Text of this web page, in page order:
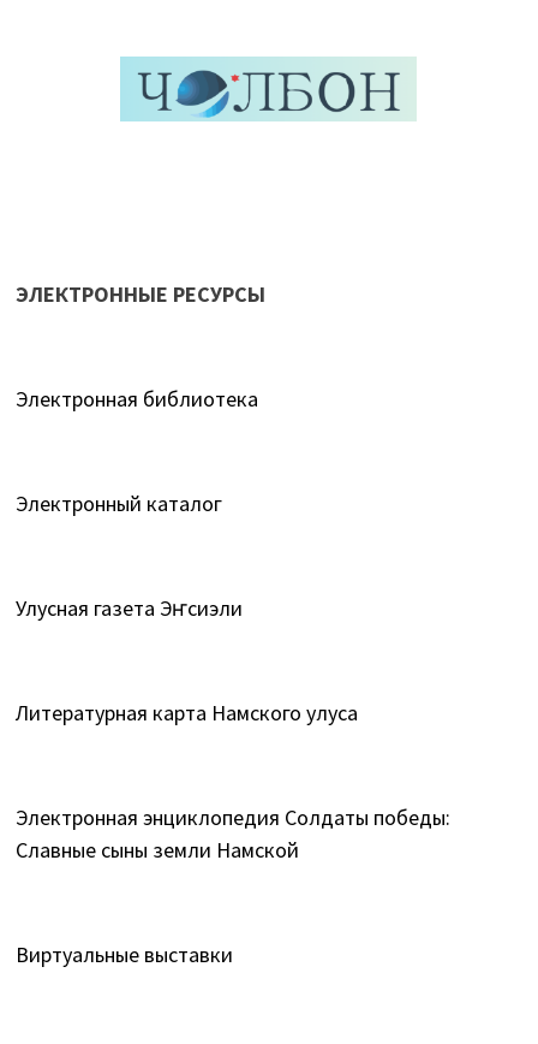
ЭЛЕКТРОННЫЕ РЕСУРСЫ
Электронная библиотека
Электронный каталог
Улусная газета Эҥсиэли
Литературная карта Намского улуса
Электронная энциклопедия Солдаты победы:
Славные сыны земли Намской
Виртуальные выставки